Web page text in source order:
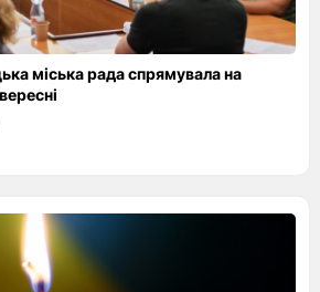
міська рада спрямувала на